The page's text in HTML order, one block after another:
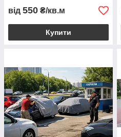
від 550 ₴/кв.м
Купити